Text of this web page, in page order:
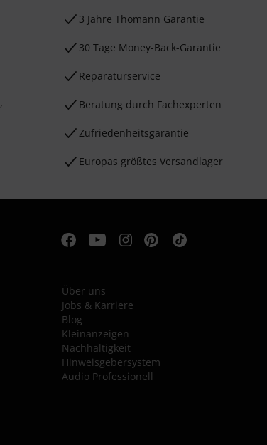
,
3 Jahre Thomann Garantie
30 Tage Money-Back-Garantie
Reparaturservice
Beratung durch Fachexperten
Zufriedenheitsgarantie
Europas größtes Versandlager
Über uns
Jobs & Karriere
Blog
Kleinanzeigen
Nachhaltigkeit
Hinweisgebersystem
Audio Professionell